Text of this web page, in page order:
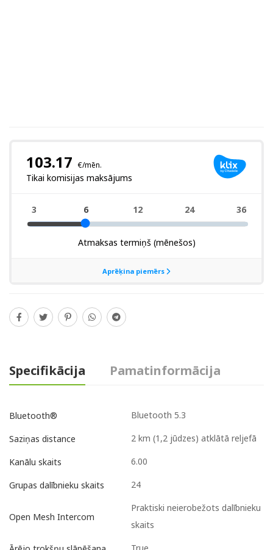
Specifikācija Pamatinformācija
Bluetooth® Bluetooth 5.3
Saziņas distance 2 km (1,2 jūdzes) atklātā reljefā
Kanālu skaits 6.00
Grupas dalībnieku skaits 24
Open Mesh Intercom
Praktiski neierobežots dalībnieku
skaits